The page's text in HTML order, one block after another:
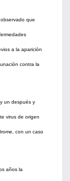
que
a la aparición
contra la
un después y
virus de origen
con un caso
años la